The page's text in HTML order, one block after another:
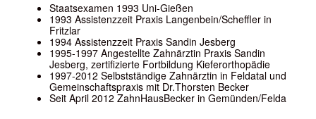
Staatsexamen 1993 Uni-Gießen
1993 Assistenzzeit Praxis Langenbein/Scheffler in
Fritzlar
1994 Assistenzzeit Praxis Sandin Jesberg
1995-1997 Angestellte Zahnärztin Praxis Sandin
Jesberg, zertifizierte Fortbildung Kieferorthopädie
1997-2012 Selbstständige Zahnärztin in Feldatal und
Gemeinschaftspraxis mit Dr.Thorsten Becker
Seit April 2012 ZahnHausBecker in Gemünden/Felda